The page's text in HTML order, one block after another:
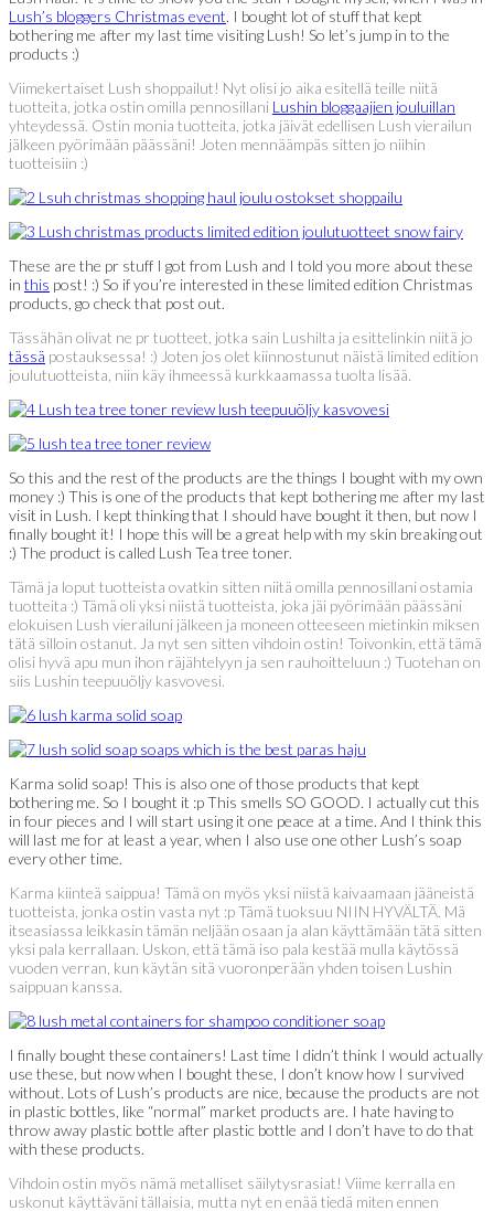
Lush’s bloggers Christmas event. I bought lot of stuff that kept
bothering me after my last time visiting Lush! So let’s jump in to the
products :)
Viimekertaiset Lush shoppailut! Nyt olisi jo aika esitellä teille niitä
tuotteita, jotka ostin omilla pennosillani Lushin bloggaajien jouluillan
yhteydessä. Ostin monia tuotteita, jotka jäivät edellisen Lush vierailun
jälkeen pyörimään päässäni! Joten mennäämpäs sitten jo niihin
tuotteisiin :)
These are the pr stuff I got from Lush and I told you more about these
in this post! :) So if you’re interested in these limited edition Christmas
products, go check that post out.
Tässähän olivat ne pr tuotteet, jotka sain Lushilta ja esittelinkin niitä jo
tässä postauksessa! :) Joten jos olet kiinnostunut näistä limited edition
joulutuotteista, niin käy ihmeessä kurkkaamassa tuolta lisää.
So this and the rest of the products are the things I bought with my own
money :) This is one of the products that kept bothering me after my last
visit in Lush. I kept thinking that I should have bought it then, but now I
finally bought it! I hope this will be a great help with my skin breaking out
:) The product is called Lush Tea tree toner.
Tämä ja loput tuotteista ovatkin sitten niitä omilla pennosillani ostamia
tuotteita :) Tämä oli yksi niistä tuotteista, joka jäi pyörimään päässäni
elokuisen Lush vierailuni jälkeen ja moneen otteeseen mietinkin miksen
tätä silloin ostanut. Ja nyt sen sitten vihdoin ostin! Toivonkin, että tämä
olisi hyvä apu mun ihon räjähtelyyn ja sen rauhoitteluun :) Tuotehan on
siis Lushin teepuuöljy kasvovesi.
Karma solid soap! This is also one of those products that kept
bothering me. So I bought it :p This smells SO GOOD. I actually cut this
in four pieces and I will start using it one peace at a time. And I think this
will last me for at least a year, when I also use one other Lush’s soap
every other time.
Karma kiinteä saippua! Tämä on myös yksi niistä kaivaamaan jääneistä
tuotteista, jonka ostin vasta nyt :p Tämä tuoksuu NIIN HYVÄLTÄ. Mä
itseasiassa leikkasin tämän neljään osaan ja alan käyttämään tätä sitten
yksi pala kerrallaan. Uskon, että tämä iso pala kestää mulla käytössä
vuoden verran, kun käytän sitä vuoronperään yhden toisen Lushin
saippuan kanssa.
I finally bought these containers! Last time I didn’t think I would actually
use these, but now when I bought these, I don’t know how I survived
without. Lots of Lush’s products are nice, because the products are not
in plastic bottles, like “normal” market products are. I hate having to
throw away plastic bottle after plastic bottle and I don’t have to do that
with these products.
Vihdoin ostin myös nämä metalliset säilytysrasiat! Viime kerralla en
uskonut käyttäväni tällaisia, mutta nyt en enää tiedä miten ennen